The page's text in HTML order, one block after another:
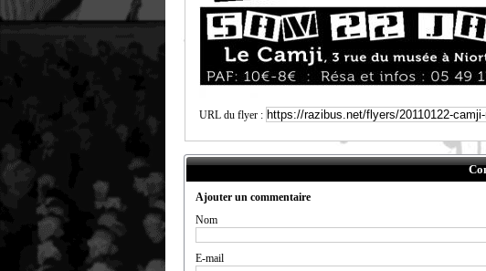
URL du flyer :
Ajouter un commentaire
Nom
E-mail